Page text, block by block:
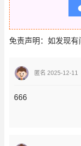
免责声明：如发现有
匿名 2025-12-11
666